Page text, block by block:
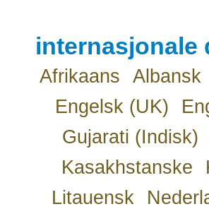
internasjonale
Afrikaans Albansk
Engelsk (UK)
Gujarati (Indisk)
Kasakhstanske
Litauensk